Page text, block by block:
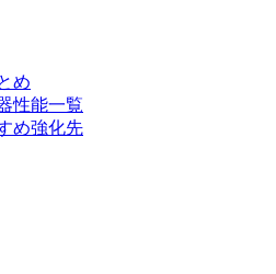
め
性能一覧
め強化先